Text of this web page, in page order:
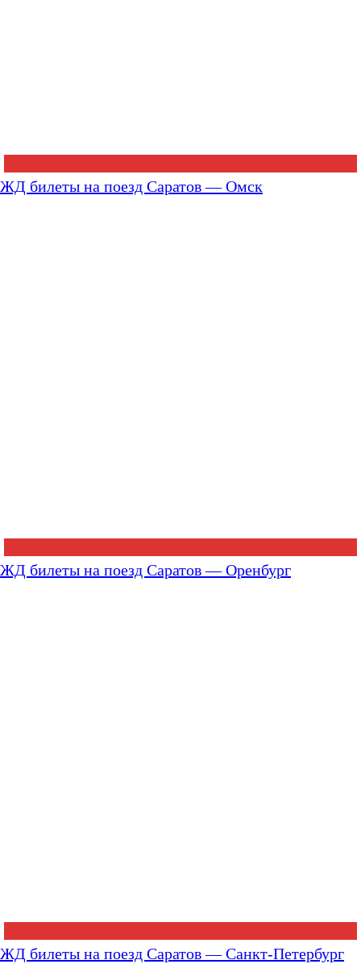
ЖД билеты на поезд Саратов — Омск
ЖД билеты на поезд Саратов — Оренбург
ЖД билеты на поезд Саратов — Санкт-Петербург